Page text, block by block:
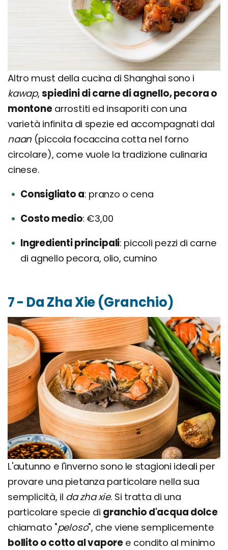
Altro must della cucina di Shanghai sono i
kawap,spiedini di carne di agnello, pecora o
montonearrostiti ed insaporiti con una
varietà infinita di spezie ed accompagnati dal
naan(piccola focaccina cotta nel forno
circolare), come vuole la tradizione culinaria
cinese.
Consigliato a pranzo o cena
Costo medio €3,00
Ingredienti principali piccoli pezzi di carne
di agnello pecora, olio, cumino
7 - Da Zha Xie (Granchio)
L'autunno e l'inverno sono le stagioni ideali per
provare una pietanza particolare nella sua
semplicità, il da zha xie. Si tratta di una
particolare specie di granchio d'acqua dolce
chiamato "peloso", che viene semplicemente
bollito o cotto al vapore e condito al minimo